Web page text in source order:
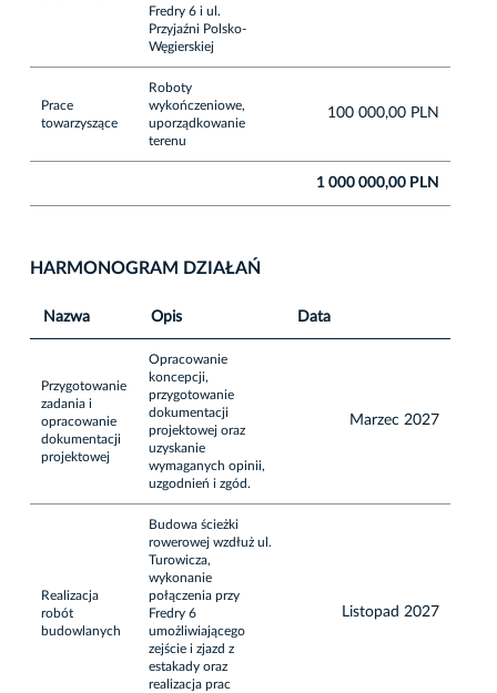
Fredry 6 i ul.
Przyjaźni Polsko-
Węgierskiej
Prace
towarzyszące
Roboty
wykończeniowe,
uporządkowanie
terenu
100 000,00 PLN
1 000 000,00 PLN
HARMONOGRAM DZIAŁAŃ
Nazwa Opis Data
Przygotowanie
zadania i
opracowanie
dokumentacji
projektowej
Opracowanie
koncepcji,
przygotowanie
dokumentacji
projektowej oraz
uzyskanie
wymaganych opinii,
uzgodnień i zgód.
Marzec 2027
Realizacja
robót
budowlanych
Budowa ścieżki
rowerowej wzdłuż ul.
Turowicza,
wykonanie
połączenia przy
Fredry 6
umożliwiającego
zejście i zjazd z
estakady oraz
realizacja prac
Listopad 2027